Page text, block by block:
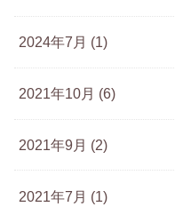
2024年7月 (1)
2021年10月 (6)
2021年9月 (2)
2021年7月 (1)